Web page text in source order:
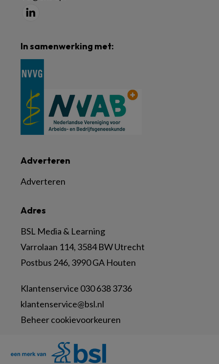
Adres
BSL Media & Learning
Varrolaan 114, 3584 BW Utrecht
Postbus 246, 3990 GA Houten
Klantenservice 030 638 3736
klantenservice@bsl.nl
Beheer cookievoorkeuren
Adverteren
Adverteren
In samenwerking met: